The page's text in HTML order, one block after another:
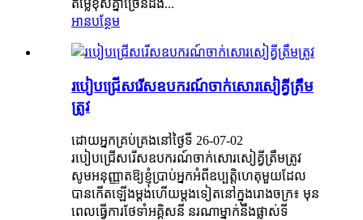
តម្លៃខុសគ្នាច្រើនដង...
អានបន្ថែម
របៀបជ្រើសរើសឧបករណ៍ចាក់សោរសៀគ្វីត្រឹម
ត្រូវ
ដោយអ្នកគ្រប់គ្រងនៅថ្ងៃទី 26-07-02
របៀបជ្រើសរើសឧបករណ៍ចាក់សោរសៀគ្វីត្រឹមត្រូវ
សូមអនុញ្ញាតឱ្យខ្ញុំប្រាប់អ្នកអំពីឧប្បត្តិហេតុមួយដែល
បានកើតឡើងម្តងហើយម្តងទៀតនៅក្នុងរោងចក្រ៖ មុន
ពេលធ្វើការថែទាំអគ្គិសនី នរណាម្នាក់នឹងផ្លាស់ទី